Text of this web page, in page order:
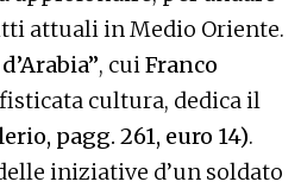
attuali in Medio Oriente.
, cuiFranco
cultura, dedica il
pagg. 261, euro 14).
iniziative d’un soldato